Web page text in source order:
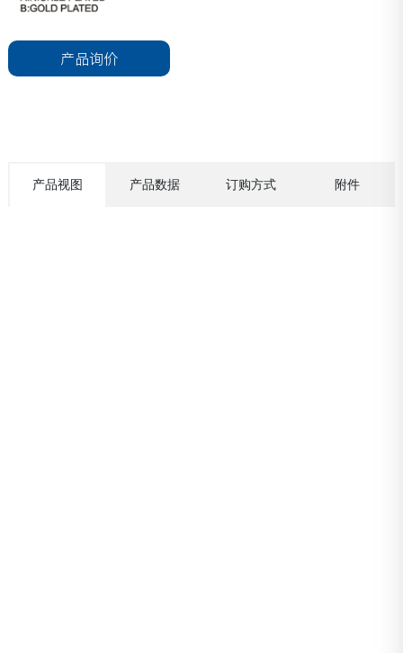
产品询价
产品视图 产品数据 订购方式 附件